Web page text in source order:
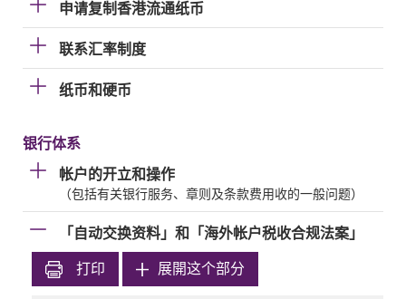
申请复制香港流通纸币
联系汇率制度
纸币和硬币
银行体系
帐户的开立和操作
（包括有关银行服务、章则及条款费用收的一般问题）
「自动交换资料」和「海外帐户税收合规法案」
打印 展開这个部分